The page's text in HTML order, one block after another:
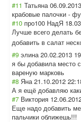
#11 Татьяна
крабовые палочки -
#10 про100 НадЯ
Лучше всего делать
добавить в салат
#9 элина 20.02.2013
я бы добавила место
вареную марковь
#8 Яна 21.10.2012
А я ещё добавляю
#7 Виктория
Еще надо добавить
пальчики оближешь!!!